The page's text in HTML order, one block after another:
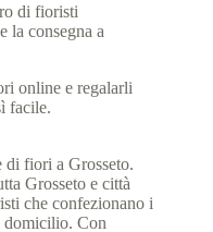
di fioristi
la consegna a
online e regalarli
facile.
di fiori a Grosseto.
Grosseto e città
che confezionano i
domicilio. Con